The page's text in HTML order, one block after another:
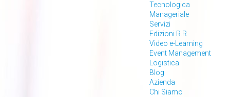
Tecnologica
Manageriale
Servizi
Edizioni R.R
Video e-Learning
Event Management
Logistica
Blog
Azienda
Chi Siamo